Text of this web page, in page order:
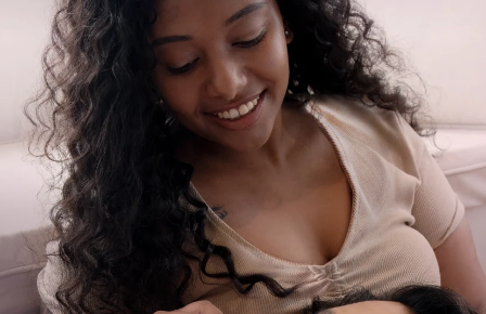
Профиль пользователя
Мои приборы
Мои заказы
Мои адреса
Мои подписки
НОВИНКА
FAQ™ Pure Beauty-Tech Elixir
BREAKING NEWS
issa™ Teeth Whitening Set
Язык
English Deutsch
Español
Français
Italiano
Português
Polski
Svenska
Русский
Türkçe
简体中文 繁體中文